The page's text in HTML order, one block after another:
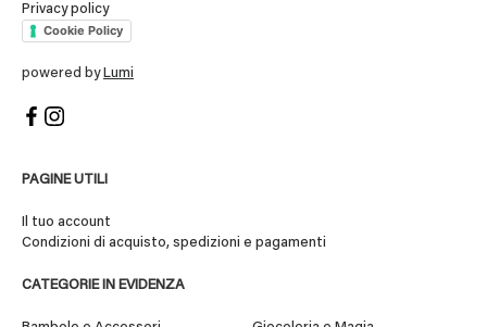
Privacy policy
Cookie Policy
powered by Lumi
PAGINE UTILI
Il tuo account
Condizioni di acquisto, spedizioni e pagamenti
CATEGORIE IN EVIDENZA